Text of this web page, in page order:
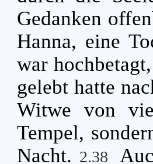
Gedanken
Hanna, eine
war
gelebt hatte
Witwe von
Tempel,
Nacht. 2.38